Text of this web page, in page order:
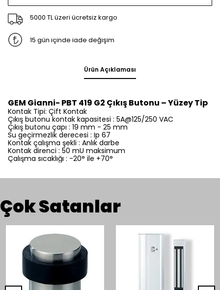
5000 TL üzeri ücretsiz kargo
15 gün içinde iade değişim
Ürün Açıklaması
GEM Gianni- PBT 419 G2 Çıkış Butonu – Yüzey Tip
Kontak Tipi: Çift Kontak
Çıkış butonu kontak kapasitesi : 5A@125/250 VAC
Çıkış butonu çapı : 19 mm - 25 mm
Su geçirmezlik derecesi : Ip 67
Kontak çalışma şekli : Anlık darbe
Kontak direnci : 50 mU maksimum
Çalışma sıcaklığı : -20° ile +70°
Çok Satanlar